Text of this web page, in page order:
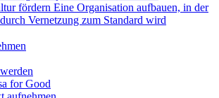
fördern Eine Organisation aufbauen, in der
Vernetzung zum Standard wird
for Good